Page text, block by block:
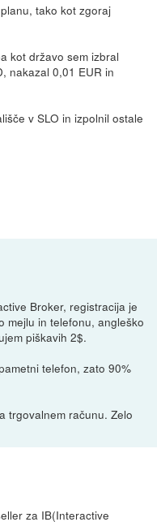
tako kot zgoraj
kot državo sem izbral
nakazal 0,01 EUR in
v SLO in izpolnil ostale
Broker, registracija je
mejlu in telefonu, angleško
piškavih 2$.
telefon, zato 90%
trgovalnem računu. Zelo
za IB(Interactive